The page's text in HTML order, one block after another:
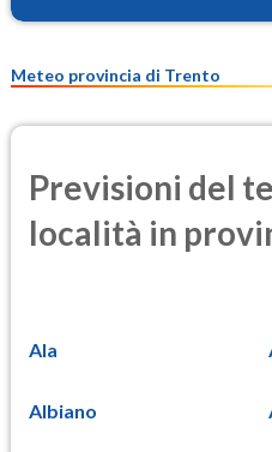
Meteo provincia di Trento
Previsioni del
località in
Ala
Albiano